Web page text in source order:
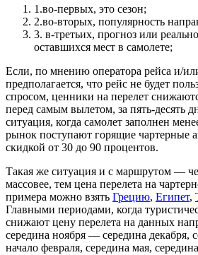
1.во-первых, это сезон;
2.во-вторых, популярность
3. в-третьих, прогноз или
оставшихся мест в самолете;
Если, по мнению оператора рейса и/
предполагается, что рейс не будет
спросом, ценники на перелет
перед самым вылетом, за пять-десять
ситуация, когда самолет заполнен
рынок поступают горящие чартерные
скидкой от 30 до 90 процентов.
Такая же ситуация и с маршрутом —
массовее, тем цена перелета на
примера можно взять Грецию, Египет,
Главными периодами, когда
снижают цену перелета на данных
середина ноября — середина декабря,
начало февраля, середина мая,